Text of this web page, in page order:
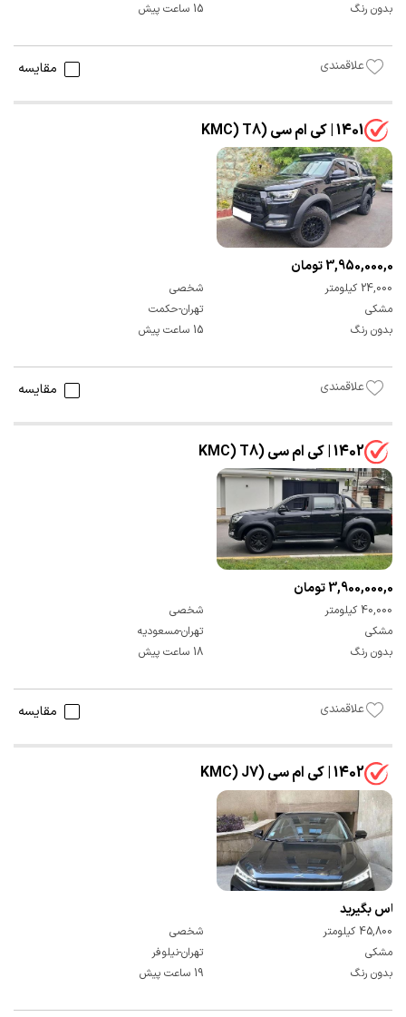
بدون رنگ
15 ساعت پیش
علاقمندی مقایسه
1401 | کی ام سی (KMC) T8
3,950,000,000 تومان
24,000 کیلومتر
شخصی
مشکی
تهران-حکمت
بدون رنگ
15 ساعت پیش
علاقمندی مقایسه
1402 | کی ام سی (KMC) T8
3,900,000,000 تومان
40,000 کیلومتر
شخصی
مشکی
تهران-مسعودیه
بدون رنگ
18 ساعت پیش
علاقمندی مقایسه
1402 | کی ام سی (KMC) J7
تماس بگیرید
45,800 کیلومتر
شخصی
مشکی
تهران-نیلوفر
بدون رنگ
19 ساعت پیش